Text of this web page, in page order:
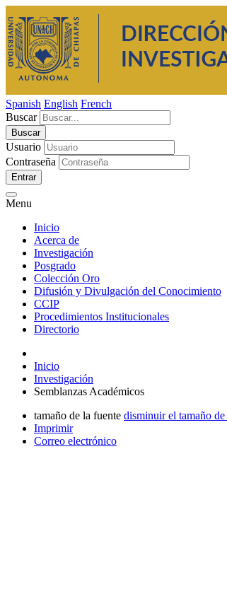
Spanish English French
Buscar
Usuario
Contraseña
Entrar
Menu
Inicio
Acerca de
Investigación
Posgrado
Colección Oro
Difusión y Divulgación del Conocimiento
CCIP
Procedimientos Institucionales
Directorio
Inicio
Investigación
Semblanzas Académicos
tamaño de la fuente disminuir el tamaño
Imprimir
Correo electrónico